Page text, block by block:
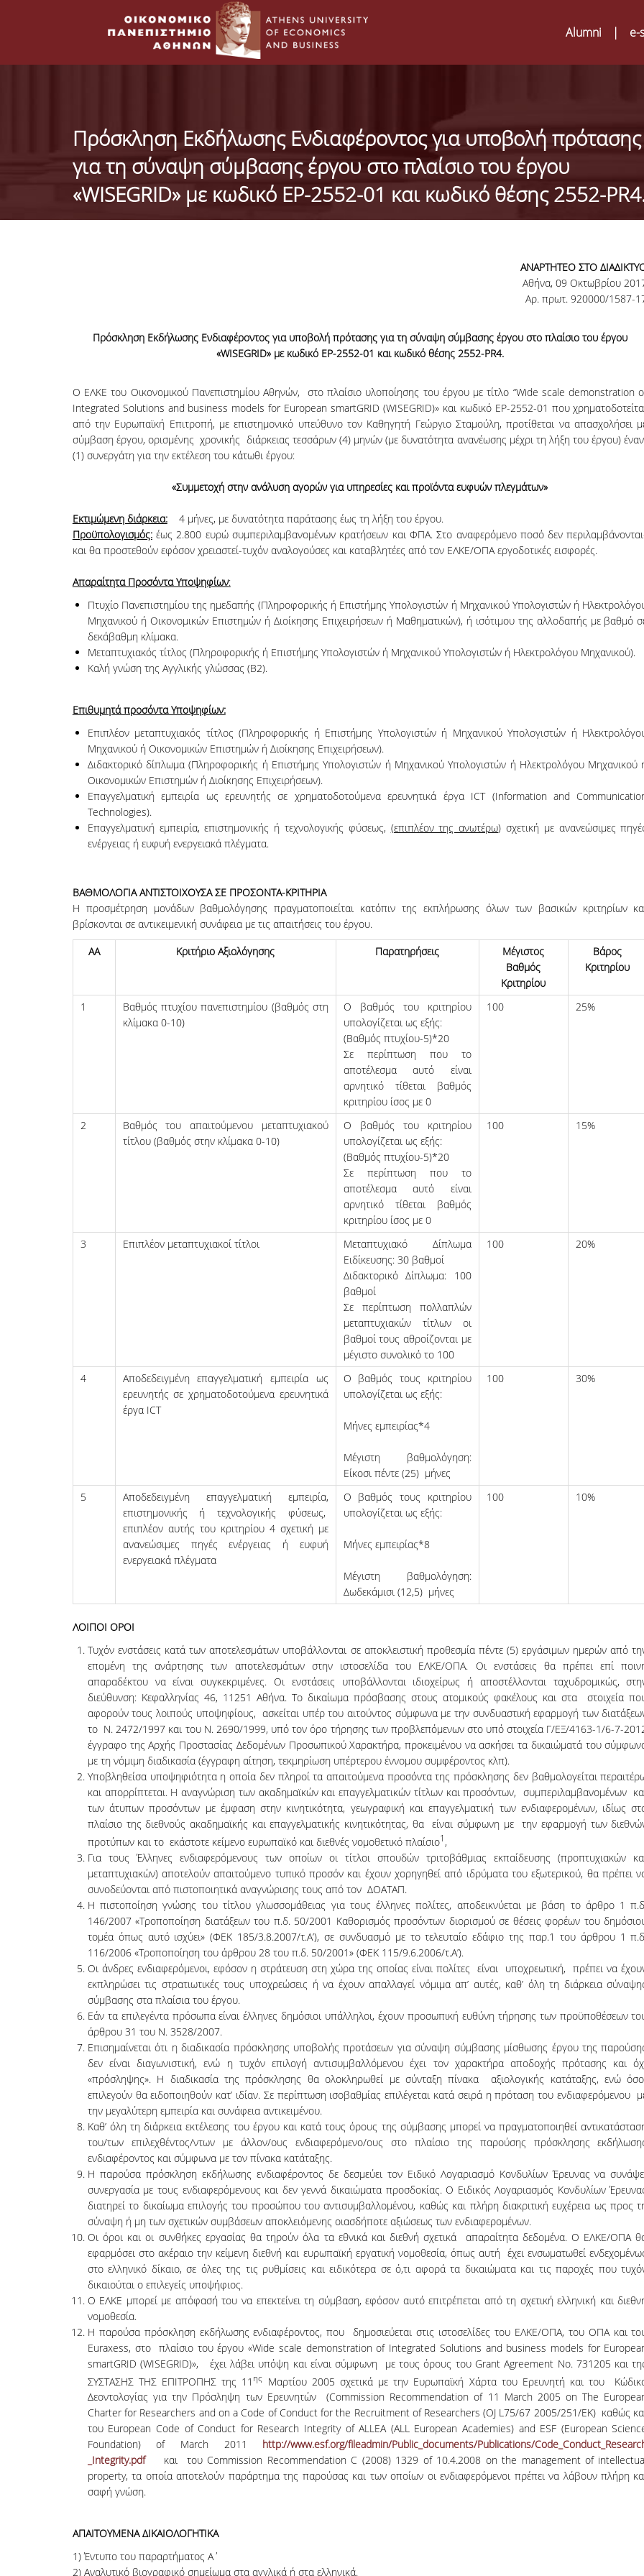
Alumni | e-
Πρόσκληση Εκδήλωσης Ενδιαφέροντος για υποβολή πρότασης
για τη σύναψη σύμβασης έργου στο πλαίσιο του έργου
«WISEGRID» με κωδικό ΕΡ-2552-01 και κωδικό θέσης 2552-
ΑΝΑΡΤΗΤΕΟ ΣΤΟ
Αθήνα, 09 Οκτωβρίου
Αρ. πρωτ. 920000/1587-
Πρόσκληση Εκδήλωσης Ενδιαφέροντος για υποβολή πρότασης για τη σύναψη σύμβασης έργου στο πλαίσιο του έργου
«WISEGRID» με κωδικό ΕΡ-2552-01 και κωδικό θέσης 2552-PR4.
Ο ΕΛΚΕ του Οικονομικού Πανεπιστημίου Αθηνών, στο πλαίσιο υλοποίησης του έργου με τίτλο “Wide scale demonstration
Integrated Solutions and business models for European smartGRID (WISEGRID)» και κωδικό ΕΡ-2552-01 που
από την Ευρωπαϊκή Επιτροπή, με επιστημονικό υπεύθυνο τον Καθηγητή Γεώργιο Σταμούλη, προτίθεται να απασχολήσει
σύμβαση έργου, ορισμένης χρονικής διάρκειας τεσσάρων (4) μηνών (με δυνατότητα ανανέωσης μέχρι τη λήξη του έργου) έναν
(1) συνεργάτη για την εκτέλεση του κάτωθι έργου:
«Συμμετοχή στην ανάλυση αγορών για υπηρεσίες και προϊόντα ευφυών πλεγμάτων»
Εκτιμώμενη διάρκεια:4 μήνες, με δυνατότητα παράτασης έως τη λήξη του έργου.
Προϋπολογισμός:έως 2.800 ευρώ συμπεριλαμβανομένων κρατήσεων και ΦΠΑ. Στο αναφερόμενο ποσό δεν
και θα προστεθούν εφόσον χρειαστεί-τυχόν αναλογούσες και καταβλητέες από τον ΕΛΚΕ/ΟΠΑ εργοδοτικές εισφορές.
Απαραίτητα Προσόντα Υποψηφίων:
Πτυχίο Πανεπιστημίου της ημεδαπής (Πληροφορικής ή Επιστήμης Υπολογιστών ή Μηχανικού Υπολογιστών ή
Μηχανικού ή Οικονομικών Επιστημών ή Διοίκησης Επιχειρήσεων ή Μαθηματικών), ή ισότιμου της αλλοδαπής με βαθμό
δεκάβαθμη κλίμακα.
Μεταπτυχιακός τίτλος (Πληροφορικής ή Επιστήμης Υπολογιστών ή Μηχανικού Υπολογιστών ή Ηλεκτρολόγου Μηχανικού).
Καλή γνώση της Αγγλικής γλώσσας (B2).
Επιθυμητά προσόντα Υποψηφίων:
Επιπλέον μεταπτυχιακός τίτλος (Πληροφορικής ή Επιστήμης Υπολογιστών ή Μηχανικού Υπολογιστών ή
Μηχανικού ή Οικονομικών Επιστημών ή Διοίκησης Επιχειρήσεων).
Διδακτορικό δίπλωμα (Πληροφορικής ή Επιστήμης Υπολογιστών ή Μηχανικού Υπολογιστών ή Ηλεκτρολόγου Μηχανικού
Οικονομικών Επιστημών ή Διοίκησης Επιχειρήσεων).
Επαγγελματική εμπειρία ως ερευνητής σε χρηματοδοτούμενα ερευνητικά έργα ICT (Information and
Technologies).
Επαγγελματική εμπειρία, επιστημονικής ή τεχνολογικής φύσεως, (επιπλέον της ανωτέρω) σχετική με ανανεώσιμες
ενέργειας ή ευφυή ενεργειακά πλέγματα.
ΒΑΘΜΟΛΟΓΙΑ ΑΝΤΙΣΤΟΙΧΟΥΣΑ ΣΕ ΠΡΟΣΟΝΤΑ-ΚΡΙΤΗΡΙΑ
Η προσμέτρηση μονάδων βαθμολόγησης πραγματοποιείται κατόπιν της εκπλήρωσης όλων των βασικών κριτηρίων
βρίσκονται σε αντικειμενική συνάφεια με τις απαιτήσεις του έργου.
ΑΑ
Κριτήριο Αξιολόγησης Παρατηρήσεις
Μέγιστος
Βαθμός
Κριτηρίου
Βάρος
Κριτηρίου
1
Βαθμός πτυχίου πανεπιστημίου (βαθμός στη
κλίμακα 0-10)
Ο βαθμός του κριτηρίου
υπολογίζεται ως εξής:
(Βαθμός πτυχίου-5)*20
Σε περίπτωση που το
αποτέλεσμα αυτό είναι
αρνητικό τίθεται βαθμός
κριτηρίου ίσος με 0
100 25%
2
Βαθμός του απαιτούμενου μεταπτυχιακού
τίτλου (βαθμός στην κλίμακα 0-10)
Ο βαθμός του κριτηρίου
υπολογίζεται ως εξής:
(Βαθμός πτυχίου-5)*20
Σε περίπτωση που το
αποτέλεσμα αυτό είναι
αρνητικό τίθεται βαθμός
κριτηρίου ίσος με 0
100 15%
3 Επιπλέον μεταπτυχιακοί τίτλοι
Μεταπτυχιακό Δίπλωμα
Ειδίκευσης: 30 βαθμοί
Διδακτορικό Δίπλωμα: 100
βαθμοί
Σε περίπτωση πολλαπλών
μεταπτυχιακών τίτλων οι
βαθμοί τους αθροίζονται με
μέγιστο συνολικό το 100
100 20%
4
Αποδεδειγμένη επαγγελματική εμπειρία ως
ερευνητής σε χρηματοδοτούμενα ερευνητικά
έργα ICT
Ο βαθμός τους κριτηρίου
υπολογίζεται ως εξής:
Μήνες εμπειρίας*4
Μέγιστη βαθ­μολόγηση:
Είκοσι πέντε (25) μήνες
100 30%
5
Αποδεδειγμένη επαγγελματική εμπειρία,
επιστημονικής ή τεχνολογικής φύσεως,
επιπλέον αυτής του κριτηρίου 4 σχετική με
ανανεώσιμες πηγές ενέργειας ή ευφυή
ενεργειακά πλέγματα
Ο βαθμός τους κριτηρίου
υπολογίζεται ως εξής:
Μήνες εμπειρίας*8
Μέγιστη βαθ­μολόγηση:
Δωδεκάμισι (12,5) μήνες
100 10%
ΛΟΙΠΟΙ ΟΡΟΙ
Τυχόν ενστάσεις κατά των αποτελεσμάτων υποβάλλονται σε αποκλειστική προθεσμία πέντε (5) εργάσιμων ημερών από
επομένη της ανάρτησης των αποτελεσμάτων στην ιστοσελίδα του ΕΛΚΕ/ΟΠΑ. Οι ενστάσεις θα πρέπει επί
απαραδέκτου να είναι συγκεκριμένες. Οι ενστάσεις υποβάλλονται ιδιοχείρως ή αποστέλλονται ταχυδρομικώς,
διεύθυνση: Κεφαλληνίας 46, 11251 Αθήνα. Το δικαίωμα πρόσβασης στους ατομικούς φακέλους και στα στοιχεία
αφορούν τους λοιπούς υποψηφίους, ασκείται υπέρ του αιτούντος σύμφωνα με την συνδυαστική εφαρμογή των
το Ν. 2472/1997 και του Ν. 2690/1999, υπό τον όρο τήρησης των προβλεπόμενων στο υπό στοιχεία Γ/ΕΞ/4163-1/6-7-
έγγραφο της Αρχής Προστασίας Δεδομένων Προσωπικού Χαρακτήρα, προκειμένου να ασκήσει τα δικαιώματά του
με τη νόμιμη διαδικασία (έγγραφη αίτηση, τεκμηρίωση υπέρτερου έννομου συμφέροντος κλπ).
Υποβληθείσα υποψηφιότητα η οποία δεν πληροί τα απαιτούμενα προσόντα της πρόσκλησης δεν βαθμολογείται
και απορρίπτεται. Η αναγνώριση των ακαδημαϊκών και επαγγελματικών τίτλων και προσόντων, συμπεριλαμβανομένων
των άτυπων προσόντων με έμφαση στην κινητικότητα, γεωγραφική και επαγγελματική των ενδιαφερομένων, ιδίως
πλαίσιο της διεθνούς ακαδημαϊκής και επαγγελματικής κινητικότητας, θα είναι σύμφωνη με την εφαρμογή των
προτύπων και το εκάστοτε κείμενο ευρωπαϊκό και διεθνές νομοθετικό πλαίσιο1 ,
Για τους Έλληνες ενδιαφερόμενους των οποίων οι τίτλοι σπουδών τριτοβάθμιας εκπαίδευσης (προπτυχιακών
μεταπτυχιακών) αποτελούν απαιτούμενο τυπικό προσόν και έχουν χορηγηθεί από ιδρύματα του εξωτερικού, θα πρέπει
συνοδεύονται από πιστοποιητικά αναγνώρισης τους από τον ΔΟΑΤΑΠ.
Η πιστοποίηση γνώσης του τίτλου γλωσσομάθειας για τους έλληνες πολίτες, αποδεικνύεται με βάση το άρθρο 1
146/2007 «Τροποποίηση διατάξεων του π.δ. 50/2001 Καθορισμός προσόντων διορισμού σε θέσεις φορέων του
τομέα όπως αυτό ισχύει» (ΦΕΚ 185/3.8.2007/τ.Α’), σε συνδυασμό με το τελευταίο εδάφιο της παρ.1 του άρθρου 1
116/2006 «Τροποποίηση του άρθρου 28 του π.δ. 50/2001» (ΦΕΚ 115/9.6.2006/τ.Α’).
Οι άνδρες ενδιαφερόμενοι, εφόσον η στράτευση στη χώρα της οποίας είναι πολίτες είναι υποχρεωτική, πρέπει να
εκπληρώσει τις στρατιωτικές τους υποχρεώσεις ή να έχουν απαλλαγεί νόμιμα απ’ αυτές, καθ’ όλη τη διάρκεια
σύμβασης στα πλαίσια του έργου.
Εάν τα επιλεγέντα πρόσωπα είναι έλληνες δημόσιοι υπάλληλοι, έχουν προσωπική ευθύνη τήρησης των προϋποθέσεων
άρθρου 31 του Ν. 3528/2007.
Επισημαίνεται ότι η διαδικασία πρόσκλησης υποβολής προτάσεων για σύναψη σύμβασης μίσθωσης έργου της
δεν είναι διαγωνιστική, ενώ η τυχόν επιλογή αντισυμβαλλόμενου έχει τον χαρακτήρα αποδοχής πρότασης και
«πρόσληψης». Η διαδικασία της πρόσκλησης θα ολοκληρωθεί με σύνταξη πίνακα αξιολογικής κατάταξης, ενώ
επιλεγούν θα ειδοποιηθούν κατ’ ιδίαν. Σε περίπτωση ισοβαθμίας επιλέγεται κατά σειρά η πρόταση του ενδιαφερόμενου
την μεγαλύτερη εμπειρία και συνάφεια αντικειμένου.
Καθ’ όλη τη διάρκεια εκτέλεσης του έργου και κατά τους όρους της σύμβασης μπορεί να πραγματοποιηθεί
του/των επιλεχθέντος/ντων με άλλον/ους ενδιαφερόμενο/ους στο πλαίσιο της παρούσης πρόσκλησης
ενδιαφέροντος και σύμφωνα με τον πίνακα κατάταξης.
Η παρούσα πρόσκληση εκδήλωσης ενδιαφέροντος δε δεσμεύει τον Ειδικό Λογαριασμό Κονδυλίων Έρευνας να
συνεργασία με τους ενδιαφερόμενους και δεν γεννά δικαιώματα προσδοκίας. Ο Ειδικός Λογαριασμός Κονδυλίων
διατηρεί το δικαίωμα επιλογής του προσώπου του αντισυμβαλλομένου, καθώς και πλήρη διακριτική ευχέρεια ως προς
σύναψη ή μη των σχετικών συμβάσεων αποκλειόμενης οιασδήποτε αξιώσεως των ενδιαφερομένων.
Οι όροι και οι συνθήκες εργασίας θα τηρούν όλα τα εθνικά και διεθνή σχετικά απαραίτητα δεδομένα. Ο ΕΛΚΕ/ΟΠΑ
εφαρμόσει στο ακέραιο την κείμενη διεθνή και ευρωπαϊκή εργατική νομοθεσία, όπως αυτή έχει ενσωματωθεί
στο ελληνικό δίκαιο, σε όλες της τις ρυθμίσεις και ειδικότερα σε ό,τι αφορά τα δικαιώματα και τις παροχές που
δικαιούται ο επιλεγείς υποψήφιος.
Ο ΕΛΚΕ μπορεί με απόφασή του να επεκτείνει τη σύμβαση, εφόσον αυτό επιτρέπεται από τη σχετική ελληνική και
νομοθεσία.
Η παρούσα πρόσκληση εκδήλωσης ενδιαφέροντος, που δημοσιεύεται στις ιστοσελίδες του ΕΛΚΕ/ΟΠΑ, του ΟΠΑ και
Euraxess, στο πλαίσιο του έργου «Wide scale demonstration of Integrated Solutions and business models for
smartGRID (WISEGRID)», έχει λάβει υπόψη και είναι σύμφωνη με τους όρους του Grant Agreement No. 731205 και
ΣΥΣΤΑΣΗΣ ΤΗΣ ΕΠΙΤΡΟΠΗΣ της 11 ης Μαρτίου 2005 σχετικά με την Ευρωπαϊκή Χάρτα του Ερευνητή και του
Δεοντολογίας για την Πρόσληψη των Ερευνητών (Commission Recommendation of 11 March 2005 on Τhe
Charter for Researchers and on a Code of Conduct for the Recruitment of Researchers (OJ L75/67 2005/251/EK) καθώς
του European Code of Conduct for Research Integrity of ALLEA (ALL European Academies) and ESF (European
Foundation) of March 2011 http://www.esf.org/fileadmin/Public_documents/Publications/
_Integrity.pdfκαι του Commission Recommendation C (2008) 1329 of 10.4.2008 on the management of
property, τα οποία αποτελούν παράρτημα της παρούσας και των οποίων οι ενδιαφερόμενοι πρέπει να λάβουν πλήρη
σαφή γνώση.
ΑΠΑΙΤΟΥΜΕΝΑ ΔΙΚΑΙΟΛΟΓΗΤΙΚΑ
1) Έντυπο του παραρτήματος Α΄
2) Αναλυτικό βιογραφικό σημείωμα στα αγγλικά ή στα ελληνικά.
02
06, 2026
Digital Humanities
ATRIUM
across Europe